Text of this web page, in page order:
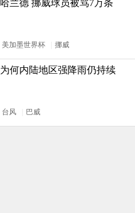
兰德 挪威球员被骂7万条
美加墨世界杯 挪威
何内陆地区强降雨仍持续
台风 巴威